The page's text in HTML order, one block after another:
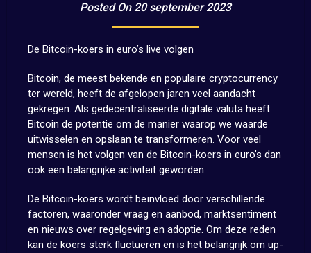
Posted On 20 september 2023
De Bitcoin-koers in euro’s live volgen
Bitcoin, de meest bekende en populaire cryptocurrency
ter wereld, heeft de afgelopen jaren veel aandacht
gekregen. Als gedecentraliseerde digitale valuta heeft
Bitcoin de potentie om de manier waarop we waarde
uitwisselen en opslaan te transformeren. Voor veel
mensen is het volgen van de Bitcoin-koers in euro’s dan
ook een belangrijke activiteit geworden.
De Bitcoin-koers wordt beïnvloed door verschillende
factoren, waaronder vraag en aanbod, marktsentiment
en nieuws over regelgeving en adoptie. Om deze reden
kan de koers sterk fluctueren en is het belangrijk om up-